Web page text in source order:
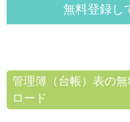
無料登録し
管理簿（台帳）表の
ロード